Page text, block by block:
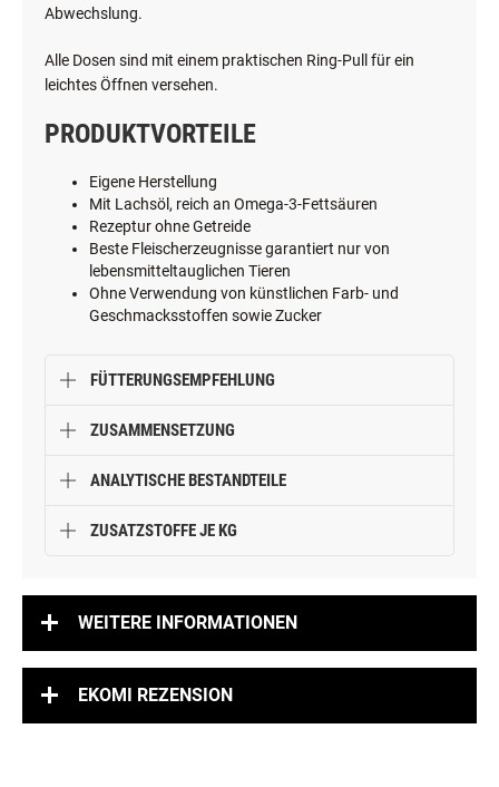
Abwechslung.
Alle Dosen sind mit einem praktischen Ring-Pull für ein
leichtes Öffnen versehen.
PRODUKTVORTEILE
Eigene Herstellung
Mit Lachsöl, reich an Omega-3-Fettsäuren
Rezeptur ohne Getreide
Beste Fleischerzeugnisse garantiert nur von
lebensmitteltauglichen Tieren
Ohne Verwendung von künstlichen Farb- und
Geschmacksstoffen sowie Zucker
FÜTTERUNGSEMPFEHLUNG
ZUSAMMENSETZUNG
ANALYTISCHE BESTANDTEILE
ZUSATZSTOFFE JE KG
WEITERE INFORMATIONEN
EKOMI REZENSION